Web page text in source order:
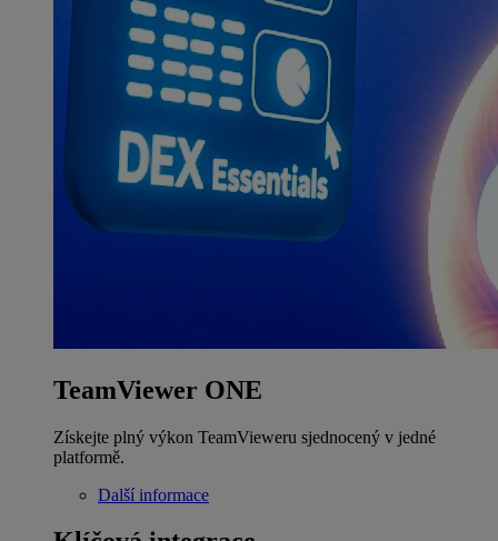
TeamViewer ONE
Získejte plný výkon TeamVieweru sjednocený v jedné
platformě.
Další informace